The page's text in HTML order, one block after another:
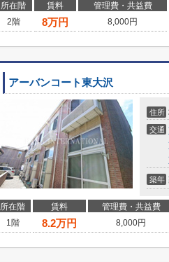
所在階 賃料 管理費・共益費
2階
8万円 8,000円
アーバンコート東大沢
住所
交通
築年
所在階 賃料 管理費・共益費
1階
8.2万円 8,000円